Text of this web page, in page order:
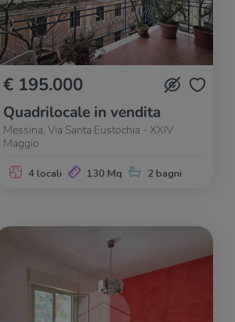
€ 195.000
Quadrilocale in vendita
Messina, Via Santa Eustochia - XXIV
Maggio
4 locali 130 Mq 2 bagni